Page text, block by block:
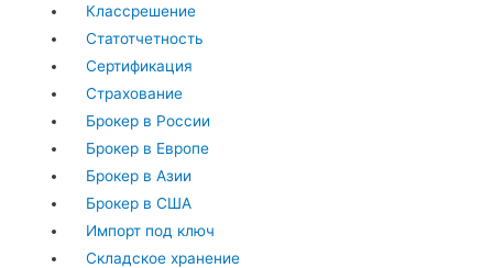
Классрешение
Статотчетность
Сертификация
Страхование
Брокер в России
Брокер в Европе
Брокер в Азии
Брокер в США
Импорт под ключ
Складское хранение